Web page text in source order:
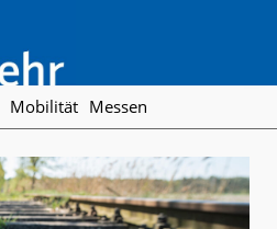
Mobilität Messen